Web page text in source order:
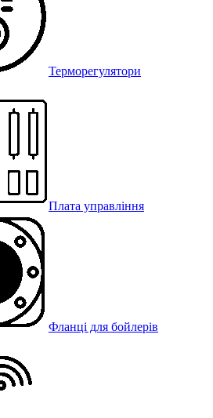
Терморегулятори
Плата управління
Фланці для бойлерів